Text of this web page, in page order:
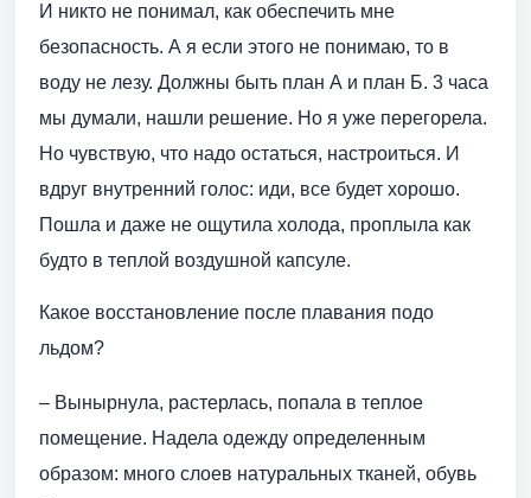
И никто не понимал, как обеспечить мне
безопасность. А я если этого не понимаю, то в
воду не лезу. Должны быть план А и план Б. 3 часа
мы думали, нашли решение. Но я уже перегорела.
Но чувствую, что надо остаться, настроиться. И
вдруг внутренний голос: иди, все будет хорошо.
Пошла и даже не ощутила холода, проплыла как
будто в теплой воздушной капсуле.
Какое восстановление после плавания подо
льдом?
– Вынырнула, растерлась, попала в теплое
помещение. Надела одежду определенным
образом: много слоев натуральных тканей, обувь